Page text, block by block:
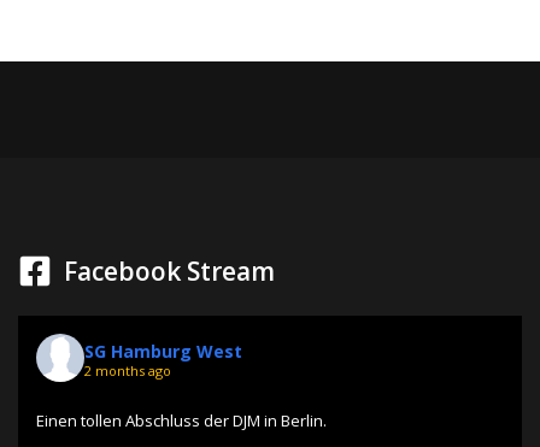
Facebook Stream
SG Hamburg West
2 months ago
Einen tollen Abschluss der DJM in Berlin.